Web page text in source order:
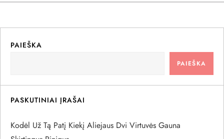
g
c
PAIEŠKA
PAIEŠKA
PASKUTINIAI ĮRAŠAI
Kodėl Už Tą Patį Kiekį Aliejaus Dvi Virtuvės Gauna